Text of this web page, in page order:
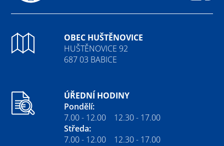
OBEC HUŠTĚNOVICE
HUŠTĚNOVICE 92
687 03 BABICE
ÚŘEDNÍ HODINY
Pondělí:
7.00 - 12.00 12.30 - 17.00
Středa:
7.00 - 12.00 12.30 - 17.00